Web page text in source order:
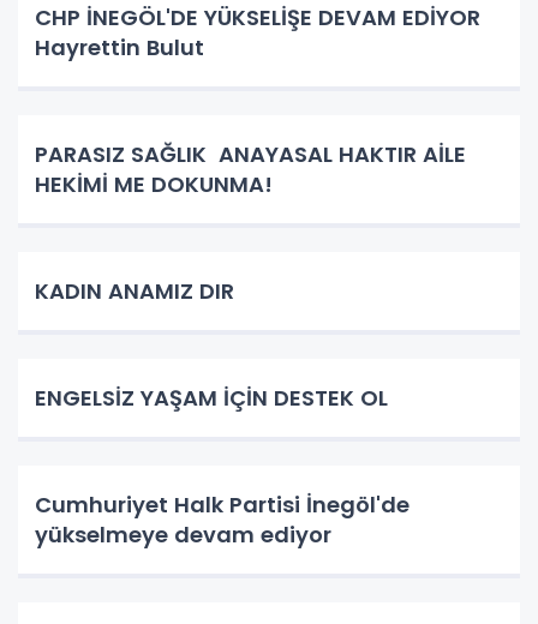
CHP İNEGÖL'DE YÜKSELİŞE DEVAM EDİYOR
Hayrettin Bulut
PARASIZ SAĞLIK ANAYASAL HAKTIR AİLE
HEKİMİ ME DOKUNMA!
KADIN ANAMIZ DIR
ENGELSİZ YAŞAM İÇİN DESTEK OL
Cumhuriyet Halk Partisi İnegöl'de
yükselmeye devam ediyor